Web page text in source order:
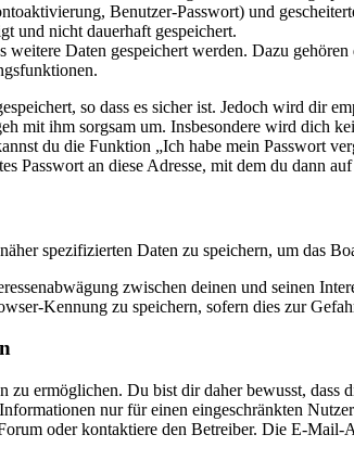
Benutzer-Passwort) und
und nicht dauerhaft gespeichert.
Daten gespeichert werden. Dazu
so dass es sicher ist. Jedoch wird dir
mit ihm sorgsam um. Insbesondere wird dich
du die Funktion „Ich habe mein Passwort
Passwort an diese Adresse, mit dem du dann
spezifizierten Daten zu speichern, um das
zwischen deinen und seinen
Kennung zu speichern, sofern dies zur
zu ermöglichen. Du bist dir daher bewusst,
nur für einen eingeschränkten
oder kontaktiere den Betreiber. Die E-